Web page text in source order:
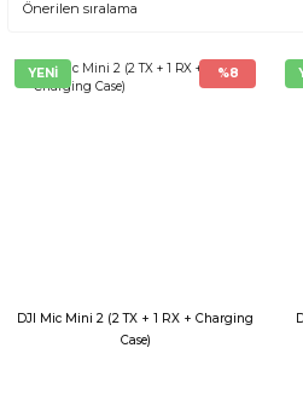
YENİ %8
DJI Mic Mini 2 (2 TX + 1 RX + Charging
Case)